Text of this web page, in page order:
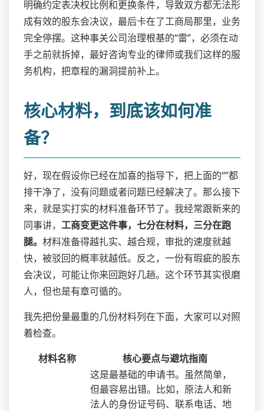
明确约定表决权比例和更换条件，导致双方都无法形
成有效的股东会决议，最后卡在了工商局那里，业务
完全停摆。这种事关公司治理根基的“雷”，必须在动
手之前就拆掉，最好咨询专业的律师或我们这样的服
务机构，把章程的漏洞提前补上。
核心材料，到底该如何准
备？
好，现在假设你已经在加喜的指导下，把上面的“”都
排干净了，没有问题或者问题已经解决了。那么接下
来，就是实打实的材料准备环节了。我经常跟新来的
同事讲， 工商变更这件事，七分在材料，三分在跑
腿。 材料准备得越扎实、越合规，审批的速度就越
快，被驳回的概率就越低。反之，一份有瑕疵的股东
会决议，可能让你来回跑好几趟。这个环节其实很磨
人，但也是有章可循的。
我先把份量最重的几份材料列在下面，大家可以对照
着检查。
材料名称
核心要点与避坑指南
这是最基础的申请书。虽然简单，
但最容易出错。比如，原法人和新
法人的身份证号码、联系电话、地